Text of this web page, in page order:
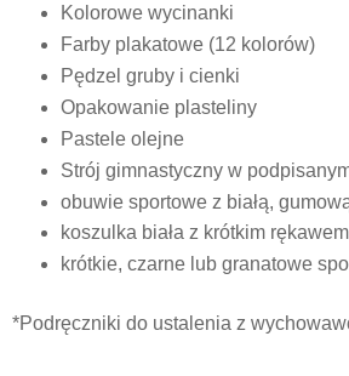
Kolorowe wycinanki
Farby plakatowe (12 kolorów)
Pędzel gruby i cienki
Opakowanie plasteliny
Pastele olejne
Strój gimnastyczny w
obuwie sportowe z białą,
koszulka biała z krótkim rękawem
krótkie, czarne lub granatowe
*Podręczniki do ustalenia z